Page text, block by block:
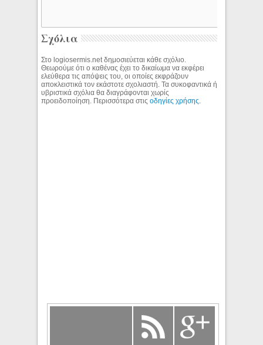
Σχόλια
Στο logiosermis.net δημοσιεύεται κάθε σχόλιο.
Θεωρούμε ότι ο καθένας έχει το δικαίωμα να εκφέρει
ελεύθερα τις απόψεις του, οι οποίες εκφράζουν
αποκλειστικά τον εκάστοτε σχολιαστή. Τα συκοφαντικά ή
υβριστικά σχόλια θα διαγράφονται χωρίς
προειδοποίηση. Περισσότερα στιςοδηγίες χρήσης